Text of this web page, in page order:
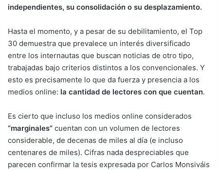
independientes, su consolidación o su desplazamiento.
Hasta el momento, y a pesar de su debilitamiento, el Top
30 demuestra que prevalece un interés diversificado
entre los internautas que buscan noticias de otro tipo,
trabajadas bajo criterios distintos a los convencionales. Y
esto es precisamente lo que da fuerza y presencia a los
medios online: la cantidad de lectores con que cuentan.
Es cierto que incluso los medios online considerados
“marginales” cuentan con un volumen de lectores
considerable, de decenas de miles al día (e incluso
centenares de miles). Cifras nada despreciables que
parecen confirmar la tesis expresada por Carlos Monsiváis